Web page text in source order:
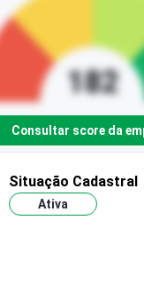
Consultar score da
Situação Cadastral
Ativa